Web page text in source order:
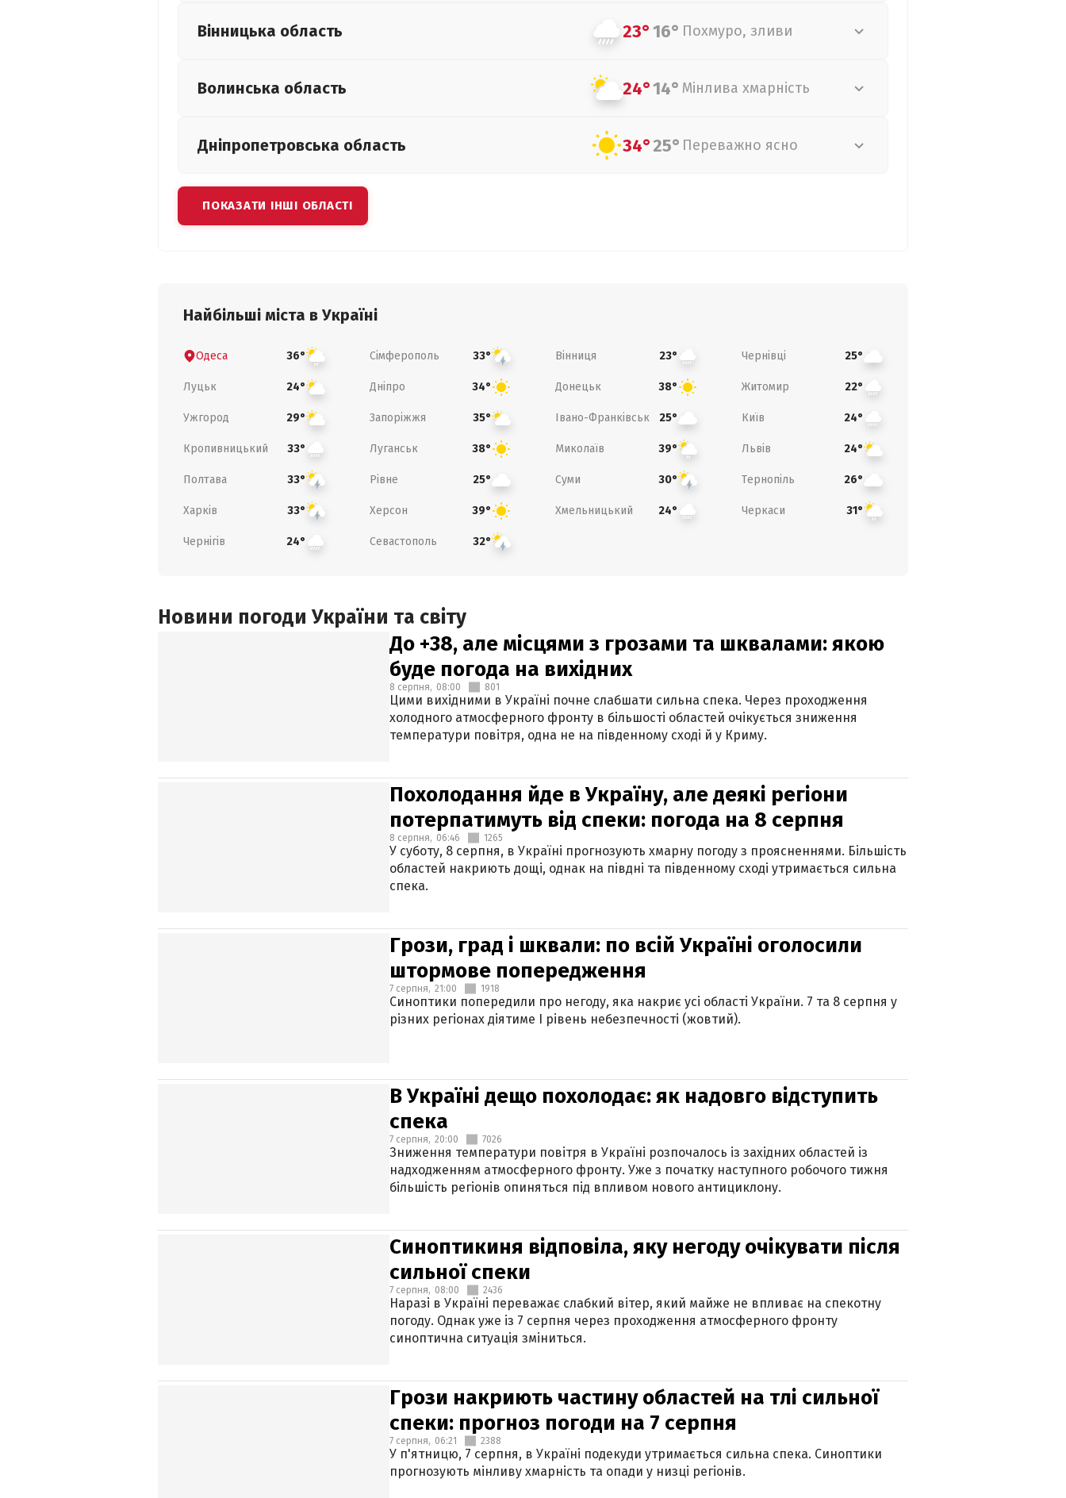
Вінницька область 23°16° Похмуро, зливи
Волинська область 24°14° Мінлива хмарність
Дніпропетровська область 34°25° Переважно ясно
ПОКАЗАТИ ІНШІ ОБЛАСТІ
Найбільші міста в Україні
Одеса 36° Сімферополь 33° Вінниця 23° Чернівці 25°
Луцьк 24° Дніпро 34° Донецьк 38° Житомир 22°
Ужгород 29° Запоріжжя 35° Івано-Франківськ 25° Київ 24°
Кропивницький 33° Луганськ 38° Миколаїв 39° Львів 24°
Полтава 33° Рівне 25° Суми 30° Тернопіль 26°
Харків 33° Херсон 39° Хмельницький 24° Черкаси 31°
Чернігів 24° Севастополь 32°
Новини погоди України та світу
До +38, але місцями з грозами та шквалами: якою
буде погода на вихідних
8 серпня, 08:00 801
Цими вихідними в Україні почне слабшати сильна спека. Через проходження
холодного атмосферного фронту в більшості областей очікується зниження
температури повітря, одна не на південному сході й у Криму.
Похолодання йде в Україну, але деякі регіони
потерпатимуть від спеки: погода на 8 серпня
8 серпня, 06:46 1265
У суботу, 8 серпня, в Україні прогнозують хмарну погоду з проясненнями. Більшість
областей накриють дощі, однак на півдні та південному сході утримається сильна
спека.
Грози, град і шквали: по всій Україні оголосили
штормове попередження
7 серпня, 21:00 1918
Синоптики попередили про негоду, яка накриє усі області України. 7 та 8 серпня у
різних регіонах діятиме І рівень небезпечності (жовтий).
В Україні дещо похолодає: як надовго відступить
спека
7 серпня, 20:00 7026
Зниження температури повітря в Україні розпочалось із західних областей із
надходженням атмосферного фронту. Уже з початку наступного робочого тижня
більшість регіонів опиняться під впливом нового антициклону.
Синоптикиня відповіла, яку негоду очікувати після
сильної спеки
7 серпня, 08:00 2436
Наразі в Україні переважає слабкий вітер, який майже не впливає на спекотну
погоду. Однак уже із 7 серпня через проходження атмосферного фронту
синоптична ситуація зміниться.
Грози накриють частину областей на тлі сильної
спеки: прогноз погоди на 7 серпня
7 серпня, 06:21 2388
У п'ятницю, 7 серпня, в Україні подекуди утримається сильна спека. Синоптики
прогнозують мінливу хмарність та опади у низці регіонів.